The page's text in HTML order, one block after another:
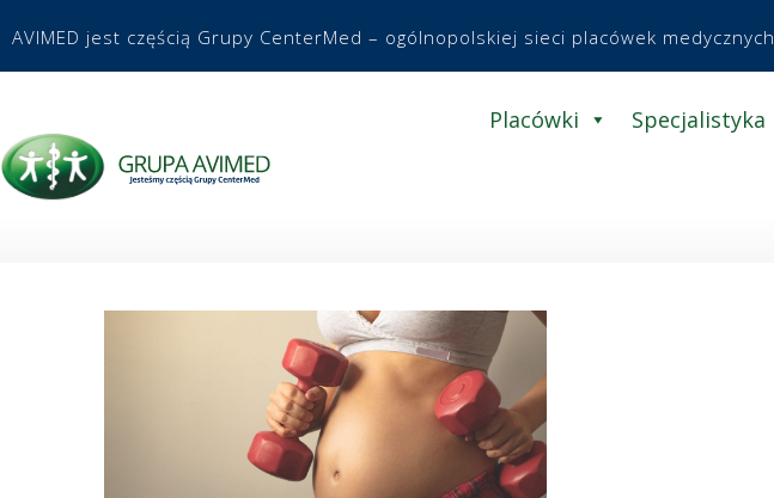
AVIMED jest częścią Grupy CenterMed – ogólnopolskiej sieci placówek medycznych
Placówki Specjalistyka